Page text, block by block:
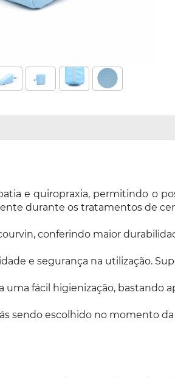
e quiropraxia, permitindo o
durante os tratamentos de
conferindo maior
e segurança na utilização.
fácil higienização, bastando
sendo escolhido no momento